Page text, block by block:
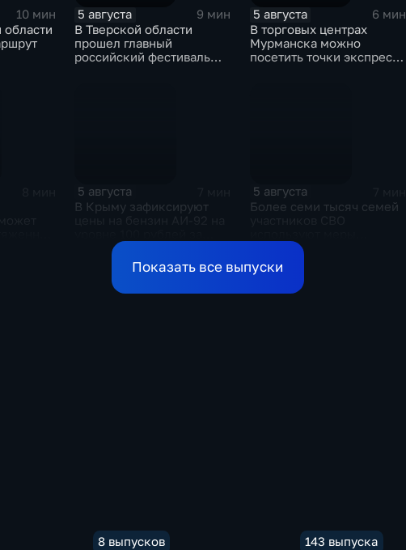
10 мин
области
5 августа
9 мин
В Тверской области
прошел главный
российский фестиваль
5 августа
6 мин
В торговых центрах
Мурманска можно
посетить точки экспресс-
5 августа
В Крыму зафиксируют
5 августа
Более семи тысяч семей
поддержки в
Ульяновской области
Показать все выпуски
8 выпусков 143 выпуска